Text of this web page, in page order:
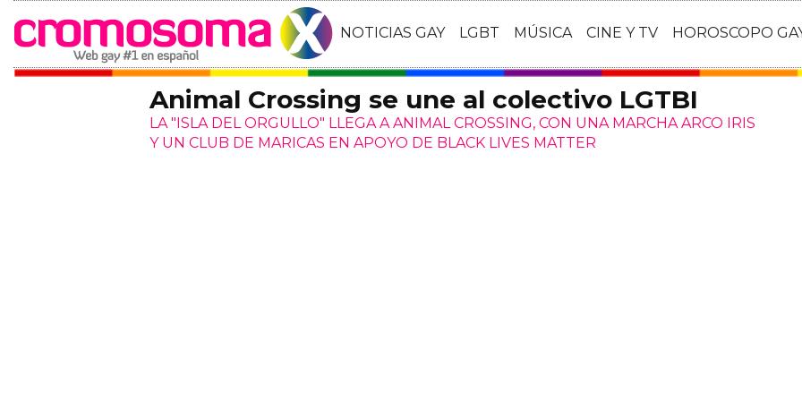
NOTICIAS GAY LGBT MÚSICA CINE Y TV HOROSCOPO
Animal Crossing se une al colectivo LGTBI
LA "ISLA DEL ORGULLO" LLEGA A ANIMAL CROSSING, CON UNA MARCHA ARCO IRIS
Y UN CLUB DE MARICAS EN APOYO DE BLACK LIVES MATTER